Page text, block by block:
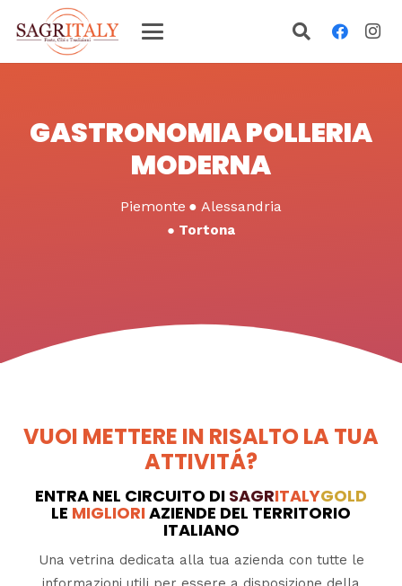
GASTRONOMIA POLLERIA
MODERNA
Piemonte ● Alessandria
● Tortona
VUOI METTERE IN RISALTO LA TUA
ATTIVITÁ?
ENTRA NEL CIRCUITO DI SAGRITALYGOLD
LE MIGLIORIAZIENDE DEL TERRITORIO
ITALIANO
Una vetrina dedicata alla tua azienda con tutte le